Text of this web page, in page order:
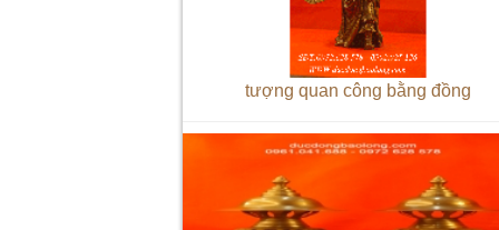
tượng quan công bằng đồng